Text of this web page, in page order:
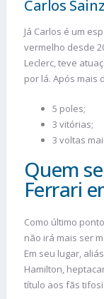
Carlos Sainz
Já Carlos é um
vermelho desde
Leclerc, teve
por lá. Após mais
5 poles;
3 vitórias;
3 voltas
Quem
Ferrari
Como último
não irá mais ser
Em seu lugar,
Hamilton,
título aos fãs